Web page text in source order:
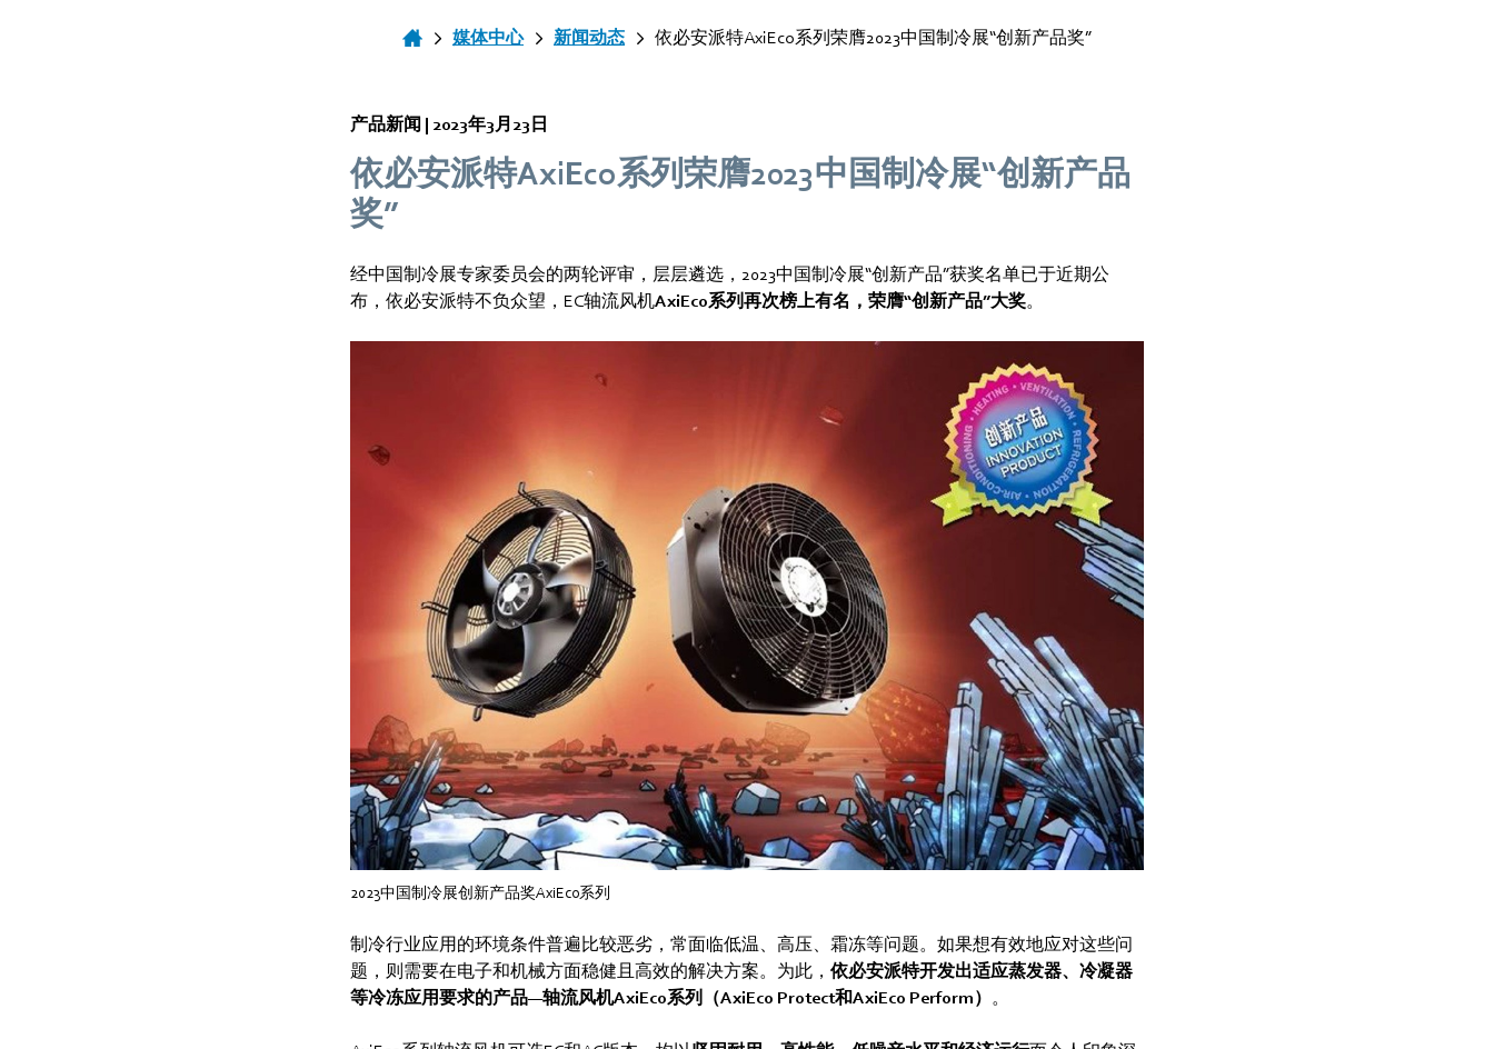
媒体中心 新闻动态 依必安派特AxiEco系列荣膺2023中国制冷展“创新产品奖”
产品新闻 | 2023年3月23日
依必安派特AxiEco系列荣膺2023中国制冷展“创新产品
奖”
经中国制冷展专家委员会的两轮评审，层层遴选，2023中国制冷展“创新产品”获奖名单已于近期公
布，依必安派特不负众望，EC轴流风机AxiEco系列再次榜上有名，荣膺“创新产品”大奖。
2023中国制冷展创新产品奖AxiEco系列
制冷行业应用的环境条件普遍比较恶劣，常面临低温、高压、霜冻等问题。如果想有效地应对这些问
题，则需要在电子和机械方面稳健且高效的解决方案。为此， 依必安派特开发出适应蒸发器、冷凝器
等冷冻应用要求的产品—轴流风机AxiEco系列（AxiEco Protect和AxiEco Perform） 。